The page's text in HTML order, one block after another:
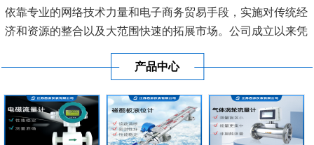
依靠专业的网络技术力量和电子商务贸易手段，实施对传统经
济和资源的整合以及大范围快速的拓展市场。公司成立以来凭
了长期稳定的商业贸易伙伴关系。[查看详情]
产品中心